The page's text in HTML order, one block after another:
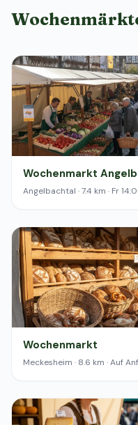
Wochenmarkt
Angelbachtal · 7.4 km · Fr
Wochenmarkt
Meckesheim · 8.6 km · Auf